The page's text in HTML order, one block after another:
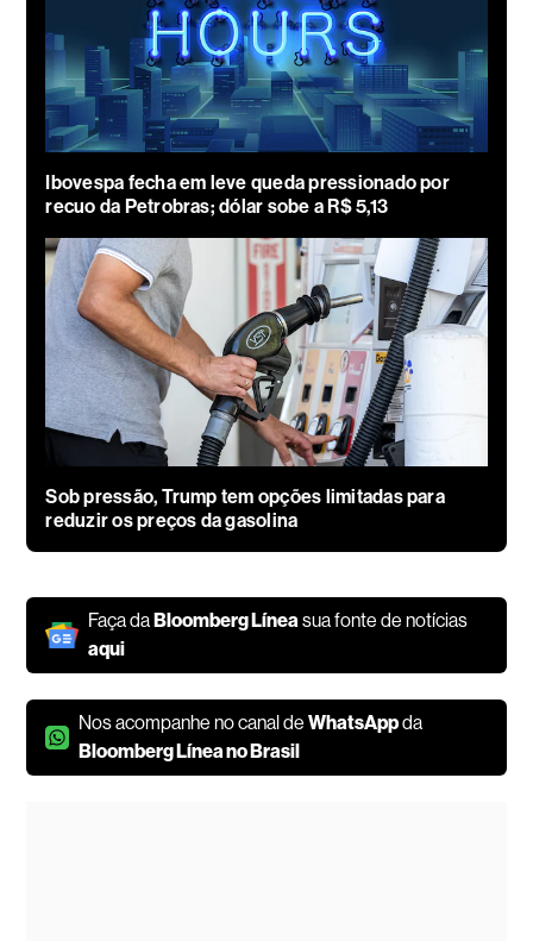
Ibovespa fecha em leve queda pressionado por
recuo da Petrobras; dólar sobe a R$ 5,13
Sob pressão, Trump tem opções limitadas para
reduzir os preços da gasolina
Faça daBloomberg Líneasua fonte de notícias
aqui
Nos acompanhe no canal deWhatsAppda
Bloomberg Línea no Brasil